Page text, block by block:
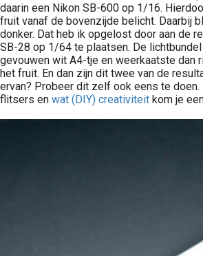
daarin een Nikon SB-600 op 1/16.
fruit vanaf de bovenzijde belicht. Daarbij
donker. Dat heb ik opgelost door aan de
SB-28 op 1/64 te plaatsen. De lichtbundel
gevouwen wit A4-tje en weerkaatste dan
het fruit. En dan zijn dit twee van de
ervan? Probeer dit zelf ook eens te
flitsers en wat (DIY) creativiteit kom je